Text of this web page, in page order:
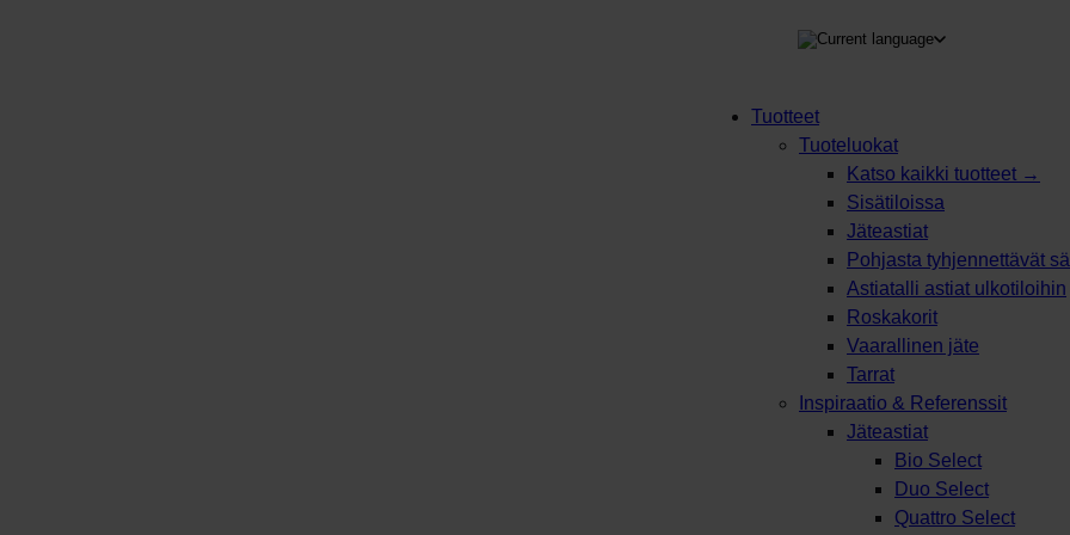
Tuotteet
Tuoteluokat
Katso kaikki tuotteet →
Sisätiloissa
Jäteastiat
Pohjasta tyhjennettävät
Astiatalli astiat ulkotiloihin
Roskakorit
Vaarallinen jäte
Tarrat
Inspiraatio & Referenssit
Jäteastiat
Bio Select
Duo Select
Quattro Select